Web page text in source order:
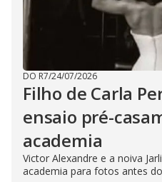
DO R7/24/07/2026
Filho de Carla
ensaio pré-
academia
Victor Alexandre e a noiva
academia para fotos antes